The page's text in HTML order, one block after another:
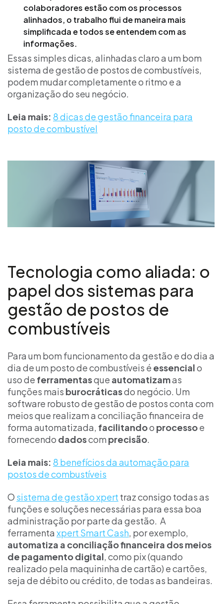
colaboradores estão com os processos
alinhados, o trabalho flui de maneira mais
simplificada e todos se entendem com as
informações.
Essas simples dicas, alinhadas claro a um bom
sistema de gestão de postos de combustíveis,
podem mudar completamente o ritmo e a
organização do seu negócio.
Leia mais: 8 dicas de gestão financeira para
posto de combustível
Tecnologia como aliada: o
papel dos sistemas para
gestão de postos de
combustíveis
Para um bom funcionamento da gestão e do dia a
dia de um posto de combustíveis é essencialo
uso de ferramentasque automatizamas
funções mais burocráticasdo negócio. Um
software robusto de gestão de postos conta com
meios que realizam a conciliação financeira de
forma automatizada, facilitandoo processoe
fornecendo dadoscom precisão.
Leia mais: 8 benefícios da automação para
postos de combustíveis
O sistema de gestão xpert traz consigo todas as
funções e soluções necessárias para essa boa
administração por parte da gestão. A
ferramenta xpert Smart Cash, por exemplo,
automatiza a conciliação financeira dos meios
de pagamento digital, como pix (quando
realizado pela maquininha de cartão) e cartões,
seja de débito ou crédito, de todas as bandeiras.